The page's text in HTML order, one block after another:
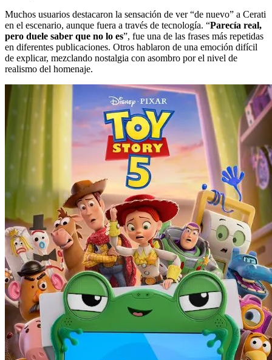
Muchos usuarios destacaron la sensación de ver “de nuevo” a Cerati
en el escenario, aunque fuera a través de tecnología. “Parecía real,
pero duele saber que no lo es”, fue una de las frases más repetidas
en diferentes publicaciones. Otros hablaron de una emoción difícil
de explicar, mezclando nostalgia con asombro por el nivel de
realismo del homenaje.